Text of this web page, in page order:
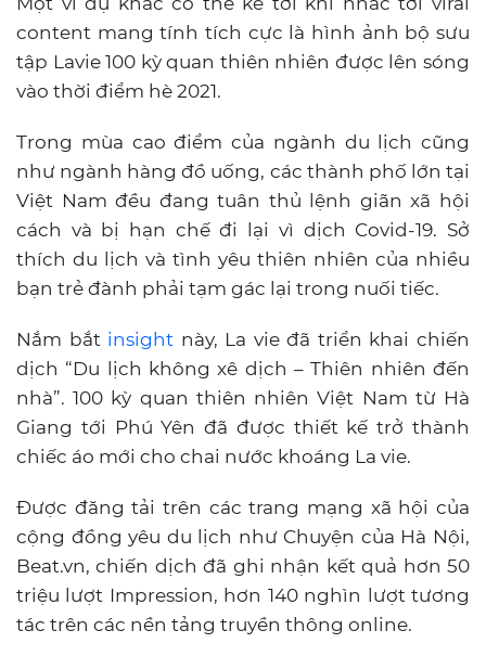
content mang tính tích cực là hình ảnh bộ sưu
tập Lavie 100 kỳ quan thiên nhiên được lên sóng
vào thời điểm hè 2021.
Trong mùa cao điểm của ngành du lịch cũng
như ngành hàng đồ uống, các thành phố lớn tại
Việt Nam đều đang tuân thủ lệnh giãn xã hội
cách và bị hạn chế đi lại vì dịch Covid-19. Sở
thích du lịch và tình yêu thiên nhiên của nhiều
bạn trẻ đành phải tạm gác lại trong nuối tiếc.
Nắm bắt insight này, La vie đã triển khai chiến
dịch “Du lịch không xê dịch – Thiên nhiên đến
nhà”. 100 kỳ quan thiên nhiên Việt Nam từ Hà
Giang tới Phú Yên đã được thiết kế trở thành
chiếc áo mới cho chai nước khoáng La vie.
Được đăng tải trên các trang mạng xã hội của
cộng đồng yêu du lịch như Chuyện của Hà Nội,
Beat.vn, chiến dịch đã ghi nhận kết quả hơn 50
triệu lượt Impression, hơn 140 nghìn lượt tương
tác trên các nền tảng truyền thông online.